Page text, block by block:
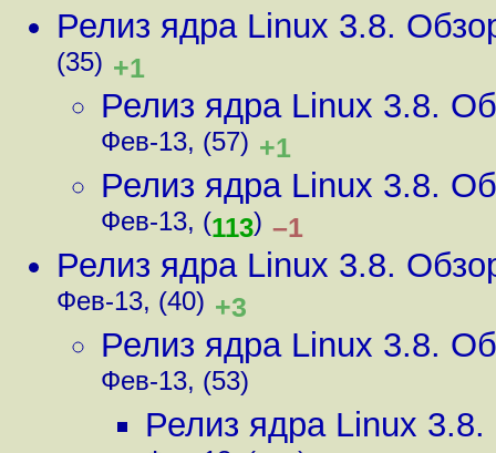
Релиз ядра Linux 3.8.
(35) +1
Релиз ядра Linux 3.8.
Фев-13, (57) +1
Релиз ядра Linux 3.8.
Фев-13, (113) –1
Релиз ядра Linux 3.8.
Фев-13, (40) +3
Релиз ядра Linux 3.8.
Фев-13, (53)
Релиз ядра Linux